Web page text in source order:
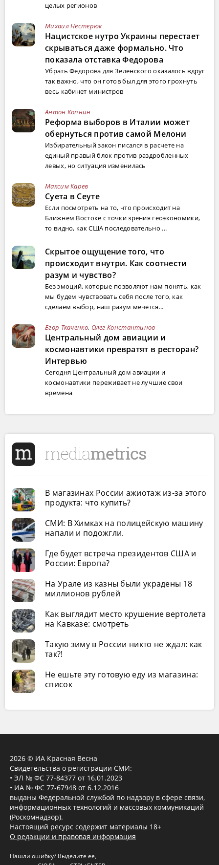
целых регионов
Михаил Нестерюк
Нацистское нутро Украины перестает
скрываться даже формально. Что
показала отставка Федорова
Убрать Федорова для Зеленского оказалось вдруг
так важно, что он готов был для этого грохнуть
весь кабинет министров
Антон Копнин
Реформа выборов в Италии может
обернуться против самой Мелони
Избирательный закон писался в расчете на
единый правый блок против раздробленных
левых, но ситуация изменилась
Максим Карев
Суета в Сеуте
Если посмотреть на то, что происходит на
Ближнем Востоке с точки зрения геоэкономики,
то видно, как США последовательно ...
Скрытое ощущение того, что
происходит внутри. Как соотнести
разум и чувство?
Без эмоций, которые позволяют нам понять, как
мы будем чувствовать себя после того, как
сделаем выбор, наш разум мечется...
Егор Ткаченко, Олег Константинов
Центральный дом авиации и
космонавтики превратят в ресторан?
Интервью
Сегодня Центральный дом авиации и
космонавтики переживает не лучшие свои
времена
В магазинах России ажиотаж из-за этого
продукта: что купить?
СМИ: В Химках на полицейскую машину
напали и подожгли.
Где будет встреча президентов США и
России: Европа?
На Урале из казны были украдены 18
миллионов рублей
Как выглядит место крушение вертолета
на Кавказе: смотреть
Такую зиму в России никто не ждал: как
так?!
Не ешьте эту готовую еду из магазина:
список
2026 © ИА Красная Весна
Свидетельства о регистрации СМИ:
• ЭЛ № ФС 77-84377 от 16.01.2023
• ИА № ФС 77-67948 от 6.12.2016
выданы Федеральной службой по надзору в сфере связи,
информационных технологий и массовых коммуникаций
(Роскомнадзор).
Настоящий ресурс содержит материалы 18+
О редакции и правовая информация
Нашли ошибку? Выделите ее,